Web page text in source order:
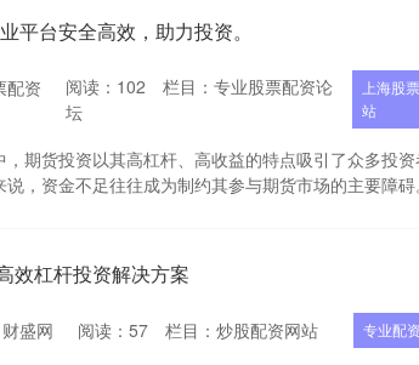
平台安全高效，助力投资。
配资
阅读： 102 栏目：专业股票配资论
坛
上海股
站
期货投资以其高杠杆、高收益的特点吸引了众多投资
，资金不足往往成为制约其参与期货市场的主要障碍
效杠杆投资解决方案
盛网 阅读： 57 栏目： 炒股配资网站 专业配